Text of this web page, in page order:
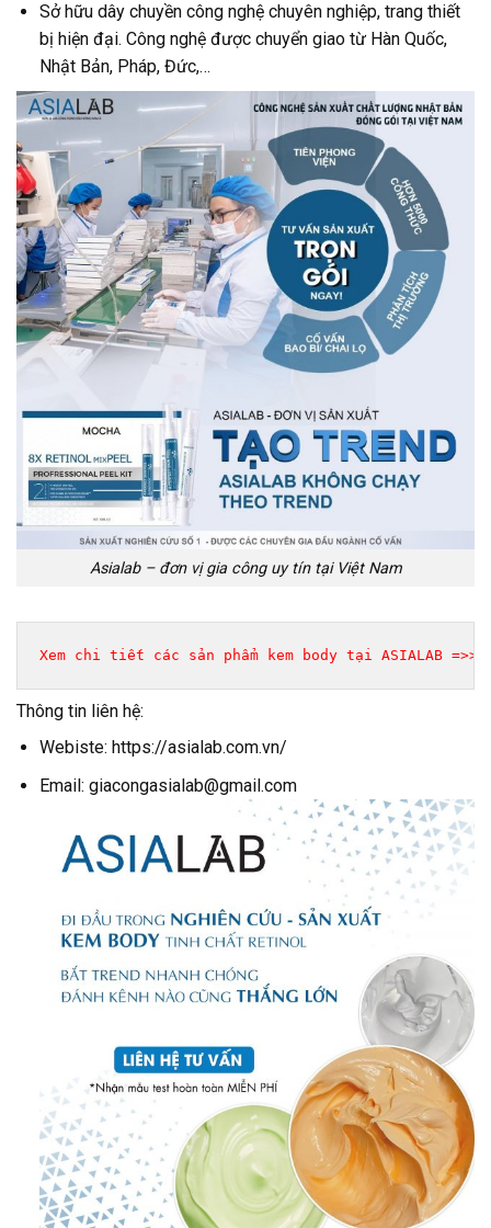
Sở hữu dây chuyền công nghệ chuyên nghiệp, trang thiết
bị hiện đại. Công nghệ được chuyển giao từ Hàn Quốc,
Nhật Bản, Pháp, Đức,…
Asialab – đơn vị gia công uy tín tại Việt Nam
Xem chi tiết các sản phẩm kem body tại ASIALAB =>>
Thông tin liên hệ:
Webiste: https://asialab.com.vn/
Email: giacongasialab@gmail.com